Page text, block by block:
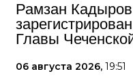
Рамзан
Главы
06 августа 2026, 19:51